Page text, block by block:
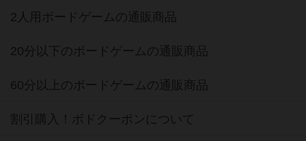
2人用ボードゲームの通販商品
20分以下のボードゲームの通販商品
60分以上のボードゲームの通販商品
割引購入！ボドクーポンについて